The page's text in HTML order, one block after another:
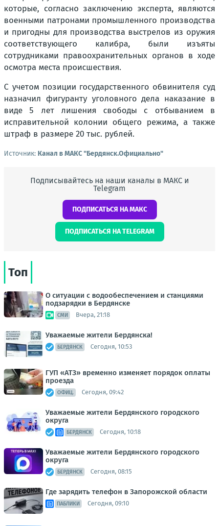
которые, согласно заключению эксперта, являются
военными патронами промышленного производства
и пригодны для производства выстрелов из оружия
соответствующего калибра, были изъяты
сотрудниками правоохранительных органов в ходе
осмотра места происшествия.
С учетом позиции государственного обвинителя суд
назначил фигуранту уголовного дела наказание в
виде 5 лет лишения свободы с отбыванием в
исправительной колонии общего режима, а также
штраф в размере 20 тыс. рублей.
Источник: Канал в МАКС "Бердянск.Официально"
Подписывайтесь на наши каналы в МАКС и
Telegram
ПОДПИСАТЬСЯ НА МАКС
ПОДПИСАТЬСЯ НА TELEGRAM
Топ
О ситуации с водообеспечением и станциями
подзарядки в Бердянске
СМИ Вчера, 21:18
Уважаемые жители Бердянска!
БЕРДЯНСК Сегодня, 10:53
ГУП «АТЗ» временно изменяет порядок оплаты
проезда
ОФИЦ. Сегодня, 09:42
Уважаемые жители Бердянского городского
округа
БЕРДЯНСК Сегодня, 10:18
Уважаемые жители Бердянского городского
округа
БЕРДЯНСК Сегодня, 08:15
Где зарядить телефон в Запорожской области
ПАБЛИКИ Сегодня, 09:10